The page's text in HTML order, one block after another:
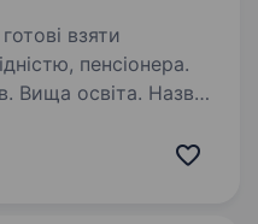
взяти
пенсіонера.
освіта. Назва
Зайнятість: повна